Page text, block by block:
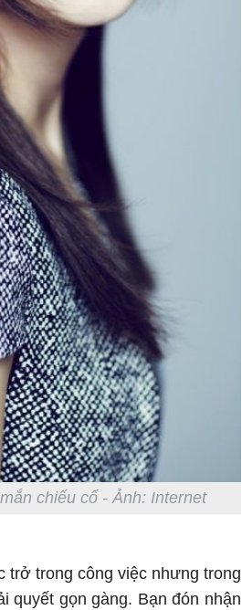
chiếu cố - Ảnh: Internet
trở trong công việc nhưng trong
quyết gọn gàng. Bạn đón nhận